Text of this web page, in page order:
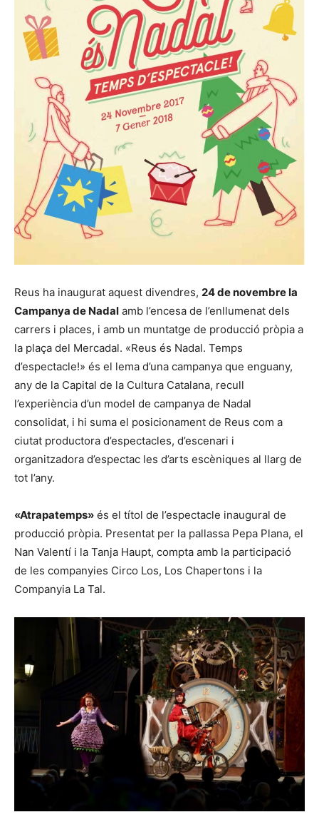
Reus ha inaugurat aquest divendres, 24 de novembre la
Campanya de Nadal amb l’encesa de l’enllumenat dels
carrers i places, i amb un muntatge de producció pròpia a
la plaça del Mercadal. «Reus és Nadal. Temps
d’espectacle!» és el lema d’una campanya que enguany,
any de la Capital de la Cultura Catalana, recull
l’experiència d’un model de campanya de Nadal
consolidat, i hi suma el posicionament de Reus com a
ciutat productora d’espectacles, d’escenari i
organitzadora d’espectac les d’arts escèniques al llarg de
tot l’any.
«Atrapatemps» és el títol de l’espectacle inaugural de
producció pròpia. Presentat per la pallassa Pepa Plana, el
Nan Valentí i la Tanja Haupt, compta amb la participació
de les companyies Circo Los, Los Chapertons i la
Companyia La Tal.